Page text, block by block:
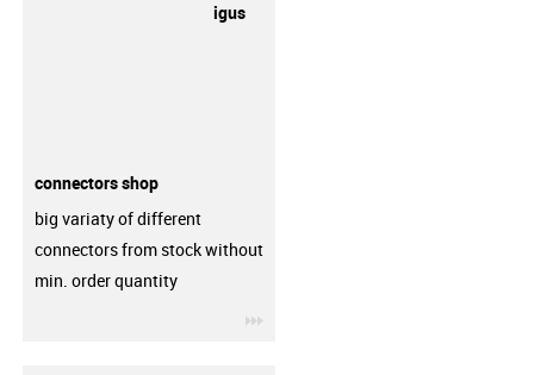
igus
connectors shop
big variaty of different
connectors from stock without
min. order quantity